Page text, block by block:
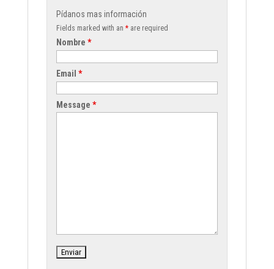
Pídanos mas información
Fields marked with an *are required
Nombre *
Email *
Message *